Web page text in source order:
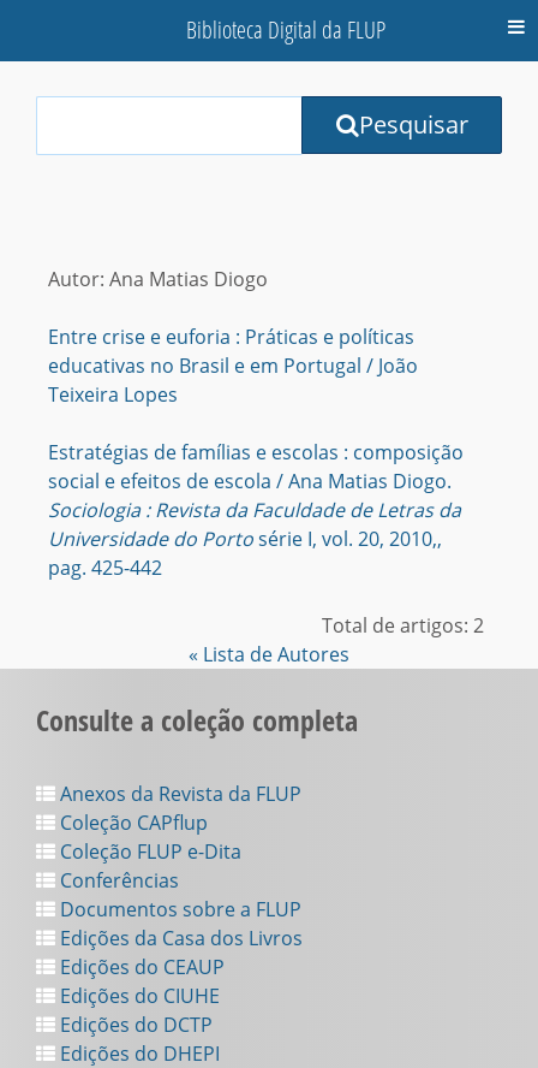
Biblioteca Digital da FLUP
Terms:
Pesquisar
Autor: Ana Matias Diogo
Entre crise e euforia : Práticas e políticas
educativas no Brasil e em Portugal / João
Teixeira Lopes
Estratégias de famílias e escolas : composição
social e efeitos de escola / Ana Matias Diogo.
Sociologia : Revista da Faculdade de Letras da
Universidade do Portosérie I, vol. 20, 2010,,
pag. 425-442
Total de artigos: 2
« Lista de Autores
Consulte a coleção completa
Anexos da Revista da FLUP
Coleção CAPflup
Coleção FLUP e-Dita
Conferências
Documentos sobre a FLUP
Edições da Casa dos Livros
Edições do CEAUP
Edições do CIUHE
Edições do DCTP
Edições do DHEPI